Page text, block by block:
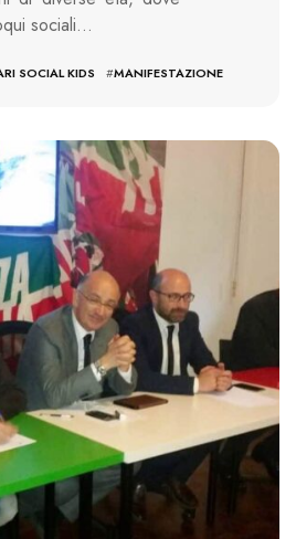
sociali…
SOCIAL KIDS #MANIFESTAZIONE